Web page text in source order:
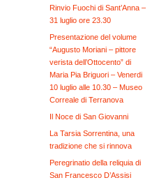
Rinvio Fuochi di Sant’Anna –
31 luglio ore 23.30
Presentazione del volume
“Augusto Moriani – pittore
verista dell’Ottocento” di
Maria Pia Briguori – Venerdi
10 luglio alle 10.30 – Museo
Correale di Terranova
Il Noce di San Giovanni
La Tarsia Sorrentina, una
tradizione che si rinnova
Peregrinatio della reliquia di
San Francesco D’Assisi